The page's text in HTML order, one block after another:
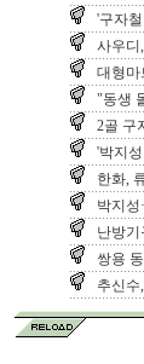
'구자
사우디
대형마
"동생
2골 구
'박지
한화,
박지성
난방기
쌍용
추신수